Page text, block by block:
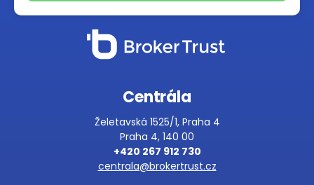
Centrála
Želetavská 1525/1, Praha 4
Praha 4, 140 00
+420 267 912 730
centrala@brokertrust.cz